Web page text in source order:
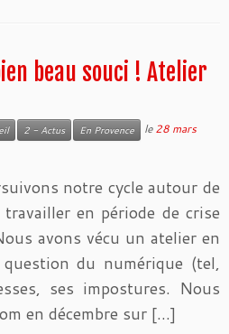
beau souci ! Atelier
2 - Actus En Provence le28 mars
notre cycle autour de
en période de crise
avons vécu un atelier en
du numérique (tel,
ses impostures. Nous
en décembre sur […]